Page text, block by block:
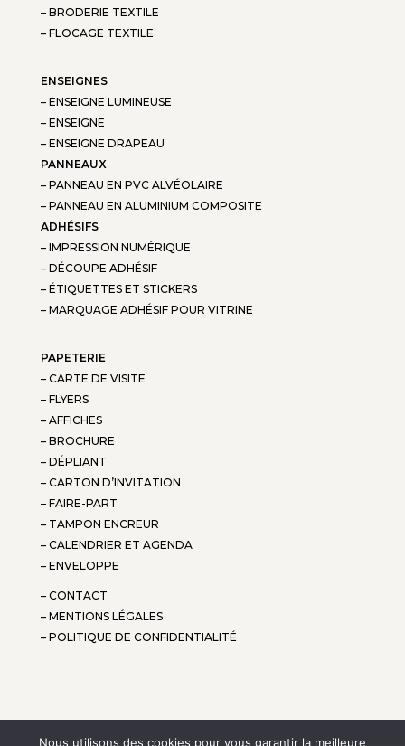
– BRODERIE TEXTILE
– FLOCAGE TEXTILE
ENSEIGNES
– ENSEIGNE LUMINEUSE
– ENSEIGNE
– ENSEIGNE DRAPEAU
PANNEAUX
– PANNEAU EN PVC ALVÉOLAIRE
– PANNEAU EN ALUMINIUM COMPOSITE
ADHÉSIFS
– IMPRESSION NUMÉRIQUE
– DÉCOUPE ADHÉSIF
– ÉTIQUETTES ET STICKERS
– MARQUAGE ADHÉSIF POUR VITRINE
PAPETERIE
– CARTE DE VISITE
– FLYERS
– AFFICHES
– BROCHURE
– DÉPLIANT
– CARTON D’INVITATION
– FAIRE-PART
– TAMPON ENCREUR
– CALENDRIER ET AGENDA
– ENVELOPPE
– CONTACT
– MENTIONS LÉGALES
– POLITIQUE DE CONFIDENTIALITÉ
Nous utilisons des cookies pour vous garantir la meilleure